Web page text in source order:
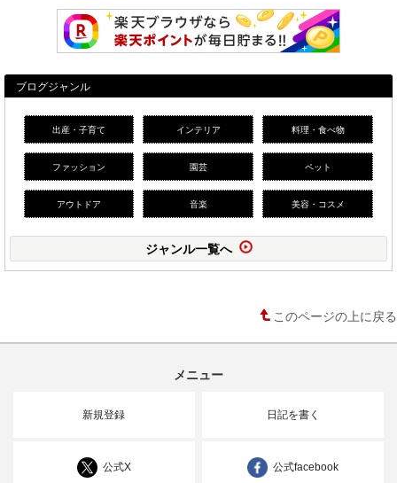
ブログジャンル
出産・子育て インテリア 料理・食べ物
ファッション 園芸 ペット
アウトドア 音楽 美容・コスメ
ジャンル一覧へ
このページの上に戻る
メニュー
新規登録 日記を書く
公式X 公式facebook